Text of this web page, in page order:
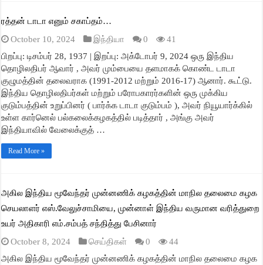
ரத்தன் டாடா எனும் சகாப்தம்…
October 10, 2024
இந்தியா 0
41
பிறப்பு: டிசம்பர் 28, 1937 | இறப்பு: அக்டோபர் 9, 2024 ஒரு இந்திய
தொழிலதிபர் ஆவார் , அவர் மும்பையை தளமாகக் கொண்ட டாடா
குழுமத்தின் தலைவராக (1991-2012 மற்றும் 2016-17) ஆனார். கூட்டு.
இந்திய தொழிலதிபர்கள் மற்றும் பரோபகாரர்களின் ஒரு முக்கிய
குடும்பத்தின் உறுப்பினர் ( பார்க்க டாடா குடும்பம் ), அவர் நியூயார்க்கில்
உள்ள கார்னெல் பல்கலைக்கழகத்தில் படித்தார் , அங்கு அவர்
இந்தியாவில் வேலைக்குத் …
Read More »
அகில இந்திய மூவேந்தர் முன்னணிக் கழகத்தின் மாநில தலைமை கழக
செயலாளர் எஸ்.வேலுச்சாமியை, முன்னாள் இந்திய வருமான வரித்துறை
உயர் அதிகாரி எம்.சம்பத் சந்தித்து பேசினார்
October 8, 2024
செய்திகள் 0
44
அகில இந்திய மூவேந்தர் முன்னணிக் கழகத்தின் மாநில தலைமை கழக